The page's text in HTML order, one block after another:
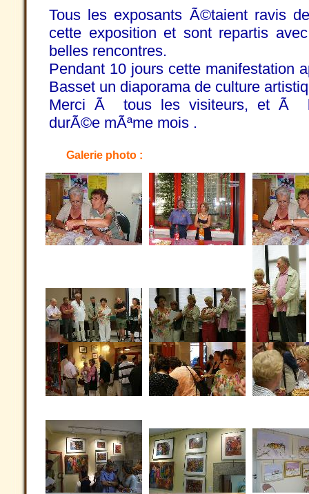
Tous les exposants Ã©taient ravis
cette exposition et sont repartis
belles rencontres.
Pendant 10 jours cette manifestation
Basset un diaporama de culture
Merci Ã tous les visiteurs, et Ã
durÃ©e mÃªme mois .
Galerie photo :